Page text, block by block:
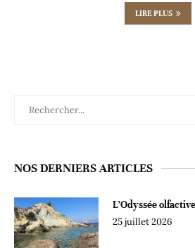
LIRE PLUS
NOS DERNIERS ARTICLES
L’Odyssée
25 juillet 2026